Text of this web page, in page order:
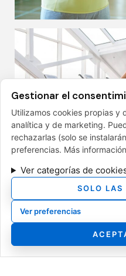
FINANCIADO POR LA
PROGRAMA KIT
Gestionar el
Utilizamos cookies propias y
analítica y de marketing.
rechazarlas (solo se
preferencias. Más
Ver categorías de
SOLO LAS
Ver preferencias